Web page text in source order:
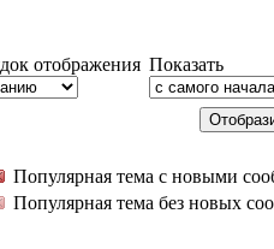
отображения Показать
Популярная тема с новыми
Популярная тема без новых